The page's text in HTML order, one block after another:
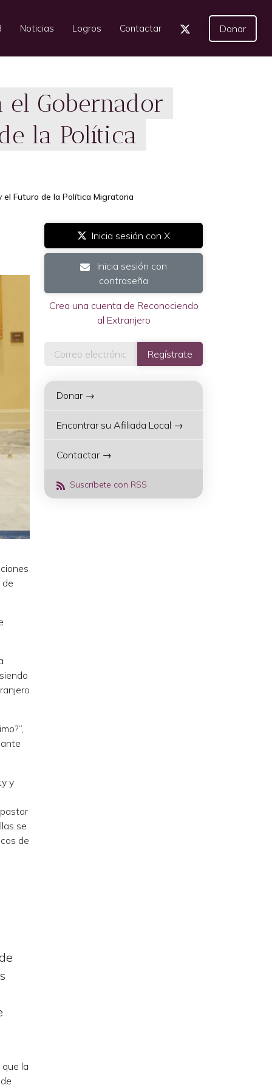
Noticias Logros Contactar Donar
el Gobernador
la Política
el Futuro de la Política Migratoria
y
se
de
la
Inicia sesión con X
Inicia sesión con
contraseña
Crea una cuenta de Reconociendo
al Extranjero
Donar →
Encontrar su Afiliada Local →
Contactar →
Suscríbete con RSS